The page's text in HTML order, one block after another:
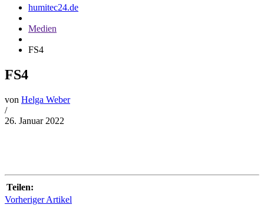
humitec24.de
Medien
FS4
FS4
von Helga Weber
/
26. Januar 2022
Teilen:
Vorheriger Artikel